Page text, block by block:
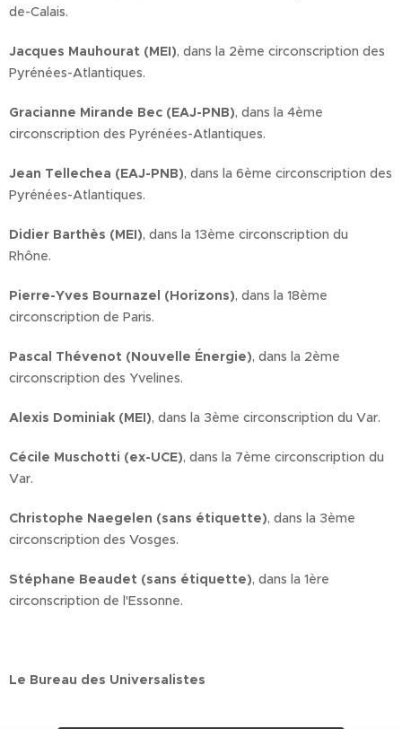
de-Calais.
Jacques Mauhourat (MEI), dans la 2ème circonscription des
Pyrénées-Atlantiques.
Gracianne Mirande Bec (EAJ-PNB), dans la 4ème
circonscription des Pyrénées-Atlantiques.
Jean Tellechea (EAJ-PNB), dans la 6ème circonscription des
Pyrénées-Atlantiques.
Didier Barthès (MEI), dans la 13ème circonscription du
Rhône.
Pierre-Yves Bournazel (Horizons), dans la 18ème
circonscription de Paris.
Pascal Thévenot (Nouvelle Énergie), dans la 2ème
circonscription des Yvelines.
Alexis Dominiak (MEI), dans la 3ème circonscription du Var.
Cécile Muschotti (ex-UCE), dans la 7ème circonscription du
Var.
Christophe Naegelen (sans étiquette), dans la 3ème
circonscription des Vosges.
Stéphane Beaudet (sans étiquette), dans la 1ère
circonscription de l'Essonne.
Le Bureau des Universalistes